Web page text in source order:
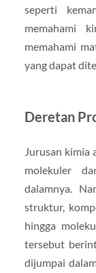
seperti
memahami
memahami
yang dapat
Deretan
Jurusan kimia
molekuler
dalamnya.
struktur,
hingga
tersebut
dijumpai